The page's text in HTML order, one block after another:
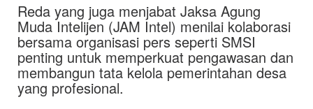
Reda yang juga menjabat Jaksa Agung
Muda Intelijen (JAM Intel) menilai kolaborasi
bersama organisasi pers seperti SMSI
penting untuk memperkuat pengawasan dan
membangun tata kelola pemerintahan desa
yang profesional.